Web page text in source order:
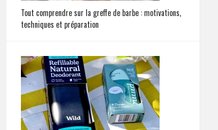
Tout comprendre sur la greffe de barbe : motivations,
techniques et préparation